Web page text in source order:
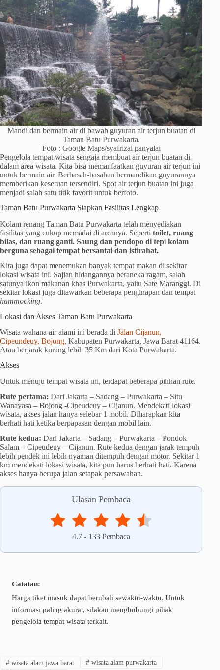
Mandi dan bermain air di bawah guyuran air terjun buatan di
Taman Batu Purwakarta.
Foto : Google Maps/syafrizal panyalai
Pengelola tempat wisata sengaja membuat air terjun buatan di
dalam area wisata. Kita bisa memanfaatkan guyuran air terjun ini
untuk bermain air. Berbasah-basahan bermandikan guyurannya
memberikan keseruan tersendiri. Spot air terjun buatan ini juga
menjadi salah satu titik favorit untuk berfoto.
Taman Batu Purwakarta Siapkan Fasilitas Lengkap
Kolam renang Taman Batu Purwakarta telah menyediakan
fasilitas yang cukup memadai di areanya. Seperti toilet, ruang
bilas, dan ruang ganti. Saung dan pendopo di tepi kolam
berguna sebagai tempat bersantai dan istirahat.
Kita juga dapat menemukan banyak tempat makan di sekitar
lokasi wisata ini. Sajian hidangannya beraneka ragam, salah
satunya ikon makanan khas Purwakarta, yaitu Sate Maranggi. Di
sekitar lokasi juga ditawarkan beberapa penginapan dan tempat
hammocking.
Lokasi dan Akses Taman Batu Purwakarta
Wisata wahana air alami ini berada di Jalan Cijanun,
Cipeundeuy, Bojong, Kabupaten Purwakarta, Jawa Barat 41164.
Atau berjarak kurang lebih 35 Km dari Kota Purwakarta.
Akses
Untuk menuju tempat wisata ini, terdapat beberapa pilihan rute.
Rute pertama: Dari Jakarta – Sadang – Purwakarta – Situ
Wanayasa – Bojong -Cipeudeuy – Cijanun. Mendekati lokasi
wisata, akses jalan hanya selebar 1 mobil. Diharapkan kita
berhati hati ketika berpapasan dengan mobil lain.
Rute kedua: Dari Jakarta – Sadang – Purwakarta – Pondok
Salam – Cipeudeuy – Cijanun. Rute kedua dengan jarak tempuh
lebih pendek ini lebih nyaman ditempuh dengan motor. Sekitar 1
km mendekati lokasi wisata, kita pun harus berhati-hati. Karena
akses hanya berupa jalan setapak persawahan.
Ulasan Pembaca
4.7 - 133 Pembaca
Catatan:
Harga tiket masuk dapat berubah sewaktu-waktu. Untuk
informasi paling akurat, silakan menghubungi pihak
pengelola tempat wisata terkait.
#wisata alam jawa barat #wisata alam purwakarta